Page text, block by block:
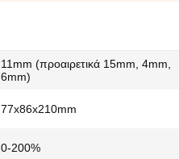
11mm (προαιρετικά 15mm, 4mm,
6mm)
77x86x210mm
0-200%